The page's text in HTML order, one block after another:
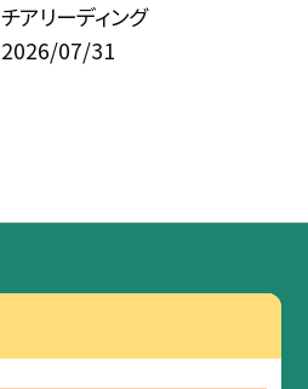
チアリーディング
2026/07/31